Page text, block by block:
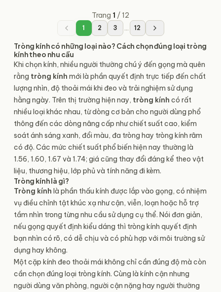
Trang 1 / 12
1 2 3 ... 12
Tròng kính có những loại nào? Cách chọn đúng loại tròng
kính theo nhu cầu
Khi chọn kính, nhiều người thường chú ý đến gọng mà quên
rằng tròng kính mới là phần quyết định trực tiếp đến chất
lượng nhìn, độ thoải mái khi đeo và trải nghiệm sử dụng
hằng ngày. Trên thị trường hiện nay, tròng kính có rất
nhiều loại khác nhau, từ dòng cơ bản cho người dùng phổ
thông đến các dòng nâng cấp như chiết suất cao, kiểm
soát ánh sáng xanh, đổi màu, đa tròng hay tròng kính râm
có độ. Các mức chiết suất phổ biến hiện nay thường là
1.56, 1.60, 1.67 và 1.74; giá cũng thay đổi đáng kể theo vật
liệu, thương hiệu, lớp phủ và tính năng đi kèm.
Tròng kính là gì?
Tròng kính là phần thấu kính được lắp vào gọng, có nhiệm
vụ điều chỉnh tật khúc xạ như cận, viễn, loạn hoặc hỗ trợ
tầm nhìn trong từng nhu cầu sử dụng cụ thể. Nói đơn giản,
nếu gọng quyết định kiểu dáng thì tròng kính quyết định
bạn nhìn có rõ, có dễ chịu và có phù hợp với môi trường sử
dụng hay không.
Một cặp kính đeo thoải mái không chỉ cần đúng độ mà còn
cần chọn đúng loại tròng kính. Cùng là kính cận nhưng
người dùng văn phòng, người cận nặng hay người thường